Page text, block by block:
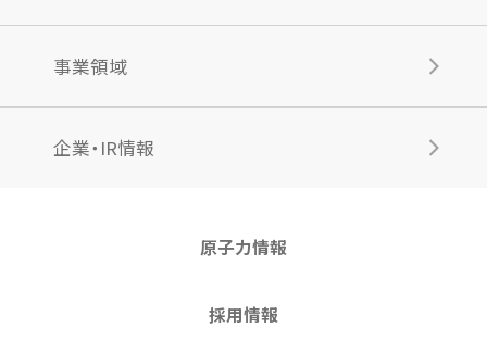
事業領域
企業・IR情報
原子力情報
採用情報